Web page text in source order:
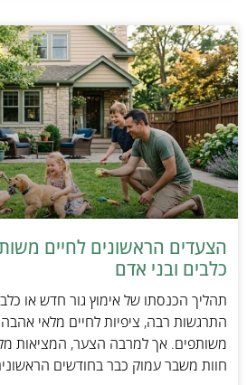
הצעדים הראשונים לחיים
כלבים ובני אדם
תהליך הכנסתו של אימוץ גור חדש או
התרגשות רבה, ציפיות לחיים מלאי אהבה
משותפים. אך למרבה הצער, המציאות
חוות משבר עמוק כבר בחודשים